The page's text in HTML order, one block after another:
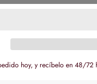
hoy, y recíbelo en 48/72